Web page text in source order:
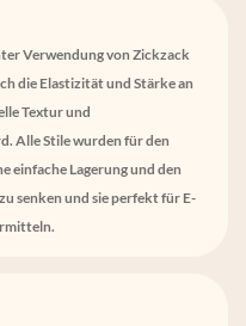
Verwendung von Zickzack
die Elastizität und Stärke an
Textur und
Alle Stile wurden für den
einfache Lagerung und den
senken und sie perfekt für E-